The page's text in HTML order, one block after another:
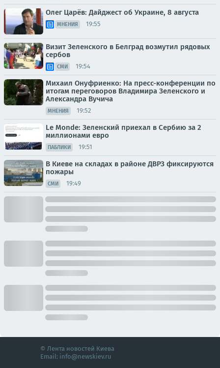
Олег Царёв: Дайджест об Украине, 8 августа
МНЕНИЯ 19:55
Визит Зеленского в Белград возмутил рядовых
сербов
СМИ 19:54
Михаил Онуфриенко: На пресс-конференции по
итогам переговоров Владимира Зеленского и
Александра Вучича
МНЕНИЯ 19:52
Le Monde: Зеленский приехал в Сербию за 2
миллионами евро
ПАБЛИКИ 19:51
В Киеве на складах в районе ДВРЗ фиксируются
пожары
СМИ 19:49
© Лента новостей Киева
Email: info@newskiev.ru